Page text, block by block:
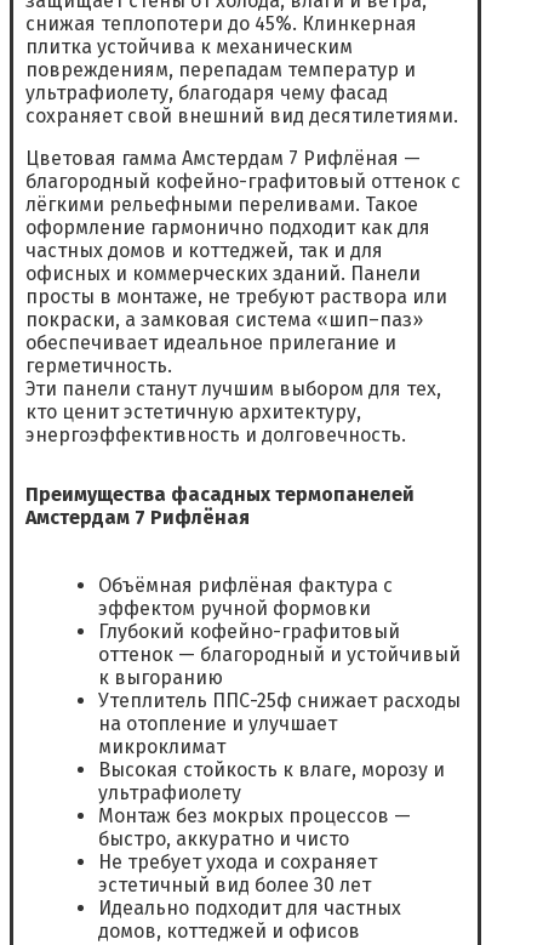
снижая теплопотери до 45%. Клинкерная
плитка устойчива к механическим
повреждениям, перепадам температур и
ультрафиолету, благодаря чему фасад
сохраняет свой внешний вид десятилетиями.
Цветовая гамма Амстердам 7 Рифлёная —
благородный кофейно-графитовый оттенок с
лёгкими рельефными переливами. Такое
оформление гармонично подходит как для
частных домов и коттеджей, так и для
офисных и коммерческих зданий. Панели
просты в монтаже, не требуют раствора или
покраски, а замковая система «шип–паз»
обеспечивает идеальное прилегание и
герметичность.
Эти панели станут лучшим выбором для тех,
кто ценит эстетичную архитектуру,
энергоэффективность и долговечность.
Преимущества фасадных термопанелей
Амстердам 7 Рифлёная
Объёмная рифлёная фактура с
эффектом ручной формовки
Глубокий кофейно-графитовый
оттенок — благородный и устойчивый
к выгоранию
Утеплитель ППС-25ф снижает расходы
на отопление и улучшает
микроклимат
Высокая стойкость к влаге, морозу и
ультрафиолету
Монтаж без мокрых процессов —
быстро, аккуратно и чисто
Не требует ухода и сохраняет
эстетичный вид более 30 лет
Идеально подходит для частных
домов, коттеджей и офисов